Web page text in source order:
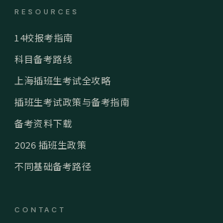
RESOURCES
14校报考指南
科目备考路线
上海插班生考试全攻略
插班生考试政策与备考指南
备考资料下载
2026 插班生政策
不同基础备考路径
CONTACT